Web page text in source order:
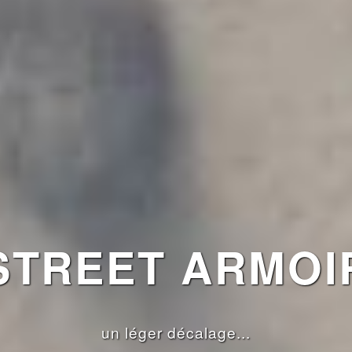
un léger décalage...